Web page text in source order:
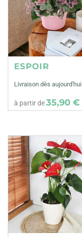
ESPOIR
Livraison dès aujourd'hui
à partir de35,90 €